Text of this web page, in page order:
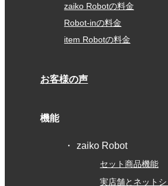
zaiko Robotの料金
Robot-inの料金
item Robotの料金
お客様の声
機能
zaiko Robot
セット商品機能
実店舗とネット